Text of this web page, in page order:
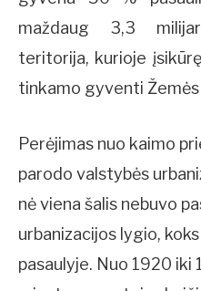
maždaug 3,3
teritorija, kurioje
tinkamo gyventi
Perėjimas nuo kaimo
parodo valstybės
nė viena šalis nebuvo
urbanizacijos lygio,
pasaulyje. Nuo 1920 iki